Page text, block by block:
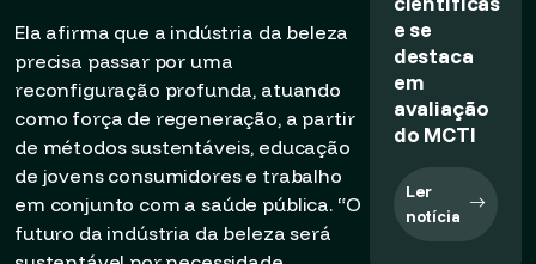
Ela afirma que a indústria da beleza
precisa passar por uma
reconfiguração profunda, atuando
como força de regeneração, a partir
de métodos sustentáveis, educação
de jovens consumidores e trabalho
em conjunto com a saúde pública. “O
futuro da indústria da beleza será
e se
destaca
em
avaliação
do MCTI
Ler
notícia